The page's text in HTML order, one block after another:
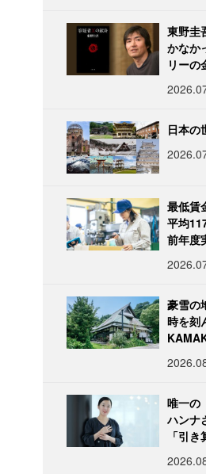
東野圭
かなか
リーの
日本の
最低賃
平均
前年度
豪雪の
時を刻
唯一の
ハンナ
「引き